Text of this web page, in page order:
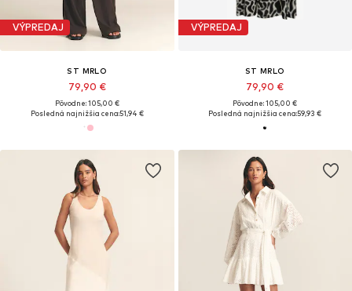
VÝPREDAJ
ST MRLO
79,90 €
Pôvodne: 105,00 €
Posledná najnižšia cena:51,94 €
VÝPREDAJ
ST MRLO
79,90 €
Pôvodne: 105,00 €
Posledná najnižšia cena:59,93 €